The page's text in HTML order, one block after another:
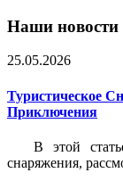
Наши новости
25.05.2026
Туристическое
Приключения
В этой
снаряжения,